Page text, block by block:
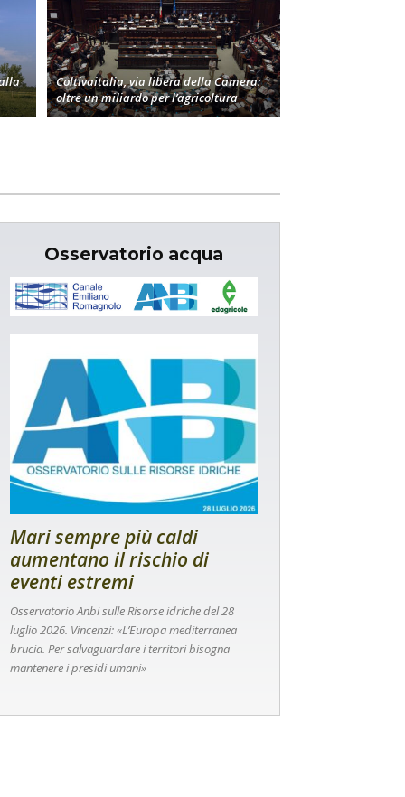
Coltivaitalia, via libera della Camera:
oltre un miliardo per l’agricoltura
Osservatorio acqua
Mari sempre più caldi
aumentano il rischio di
eventi estremi
Osservatorio Anbi sulle Risorse idriche del 28
luglio 2026. Vincenzi: «L’Europa mediterranea
brucia. Per salvaguardare i territori bisogna
mantenere i presidi umani»